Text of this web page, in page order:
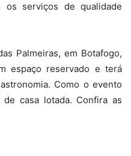
serviços de qualidade
Palmeiras, em Botafogo,
espaço reservado e terá
Como o evento
casa lotada. Confira as